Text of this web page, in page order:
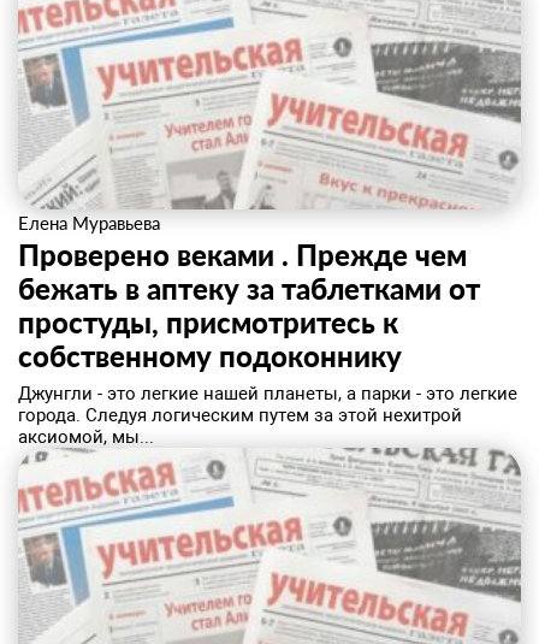
Елена Муравьева
Проверено веками . Прежде чем
бежать в аптеку за таблетками от
простуды, присмотритесь к
собственному подоконнику
Джунгли - это легкие нашей планеты, а парки - это легкие
города. Следуя логическим путем за этой нехитрой
аксиомой, мы...